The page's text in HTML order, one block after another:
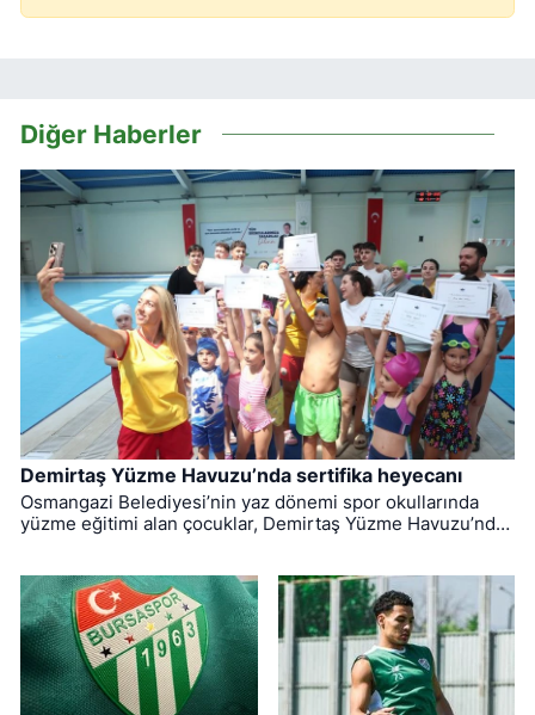
Diğer Haberler
Demirtaş Yüzme Havuzu’nda sertifika heyecanı
Osmangazi Belediyesi’nin yaz dönemi spor okullarında
yüzme eğitimi alan çocuklar, Demirtaş Yüzme Havuzu’nda